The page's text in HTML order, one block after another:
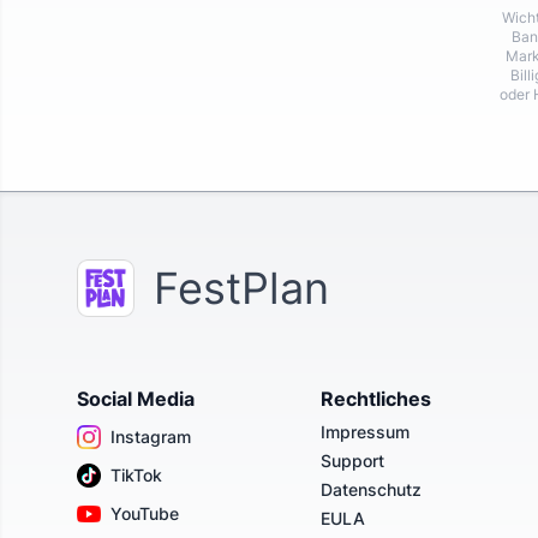
oder
FestPlan
Social Media
Instagram
TikTok
YouTube
Rechtliches
Impressum
Support
Datenschutz
EULA